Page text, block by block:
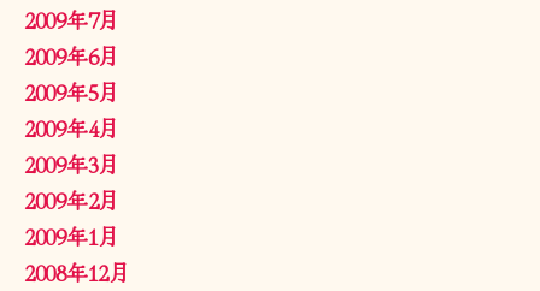
2009年7月
2009年6月
2009年5月
2009年4月
2009年3月
2009年2月
2009年1月
2008年12月